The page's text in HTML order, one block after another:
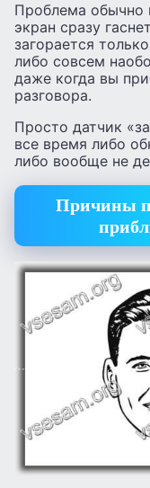
Проблема обычно
экран сразу
загорается
либо совсем
даже когда вы
разговора.
Просто датчик
все время либо
либо вообще не
Причины